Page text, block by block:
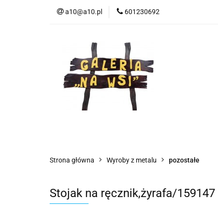
a10@a10.pl 601230692
Strona główna Wyroby z metalu pozostałe
Stojak na ręcznik,żyrafa/159147